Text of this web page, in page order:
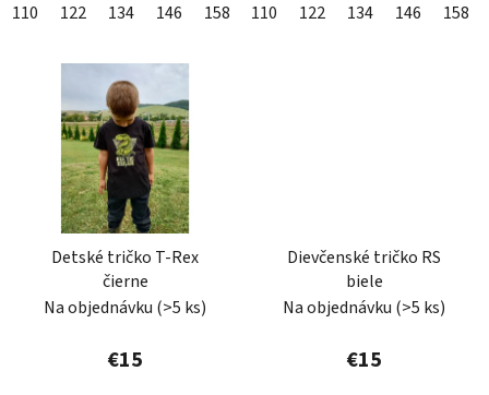
110 122 134 146 158 110 122 134 146 158
Detské tričko T-Rex
čierne
Na objednávku (>5 ks)
€15
Dievčenské tričko RS
biele
Na objednávku (>5 ks)
€15